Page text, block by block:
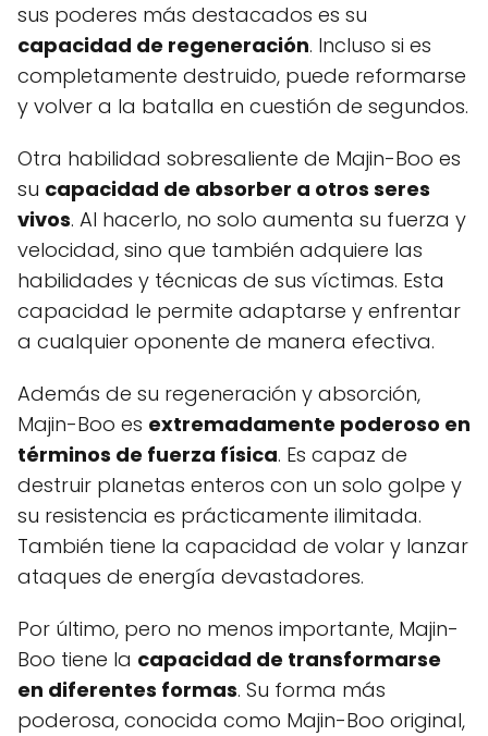
sus poderes más destacados es su
capacidad de regeneración. Incluso si es
completamente destruido, puede reformarse
y volver a la batalla en cuestión de segundos.
Otra habilidad sobresaliente de Majin-Boo es
su capacidad de absorber a otros seres
vivos. Al hacerlo, no solo aumenta su fuerza y
velocidad, sino que también adquiere las
habilidades y técnicas de sus víctimas. Esta
capacidad le permite adaptarse y enfrentar
a cualquier oponente de manera efectiva.
Además de su regeneración y absorción,
Majin-Boo es extremadamente poderoso en
términos de fuerza física. Es capaz de
destruir planetas enteros con un solo golpe y
su resistencia es prácticamente ilimitada.
También tiene la capacidad de volar y lanzar
ataques de energía devastadores.
Por último, pero no menos importante, Majin-
Boo tiene la capacidad de transformarse
en diferentes formas. Su forma más
poderosa, conocida como Majin-Boo original,